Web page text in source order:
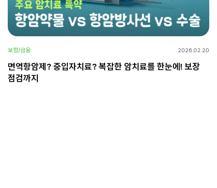
보험/금융 2026.02.20
면역항암제? 중입자치료? 복잡한 암치료를 한눈에! 보장
점검까지